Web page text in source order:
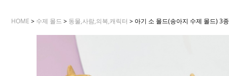
HOME > 수제 몰드 > 동물,사람,의복,캐릭터 > 아기 소 몰드(송아지 수제 몰드) 3종